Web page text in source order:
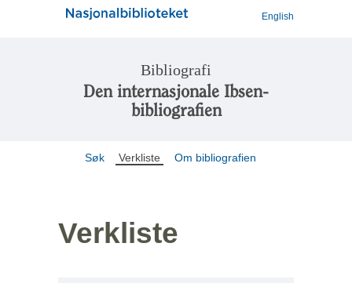
English
Bibliografi
Den internasjonale Ibsen-
bibliografien
Søk Verkliste Om bibliografien
Verkliste